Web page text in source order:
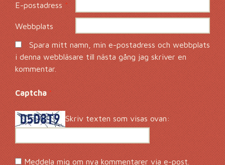
E-postadress*
Webbplats
Spara mitt namn, min e-postadress och webbplats
i denna webbläsare till nästa gång jag skriver en
kommentar.
Captcha*
Skriv texten som visas ovan:
Meddela mig om nya kommentarer via e-post.